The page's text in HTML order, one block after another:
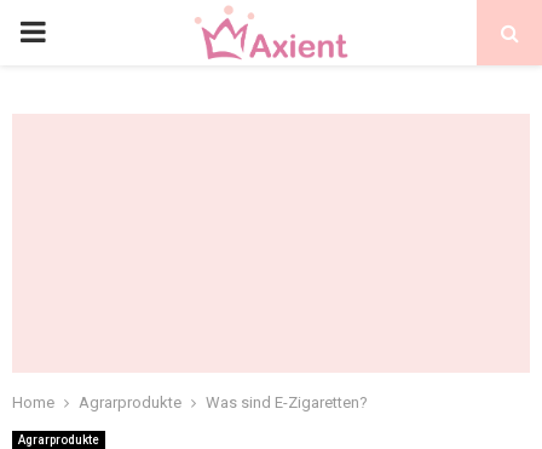
Home Agrarprodukte Was sind E-Zigaretten?
Agrarprodukte